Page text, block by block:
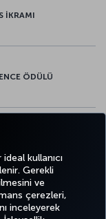
kullanıcı
Gerekli
ve
çerezleri,
inceleyerek
İKRAMI
ÖDÜLÜ
BlogPinterest